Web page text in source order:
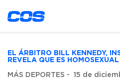
EL ÁRBITRO BILL KENNEDY,
REVELA QUE ES HOMOSEXUAL
MÁS DEPORTES - 15 de